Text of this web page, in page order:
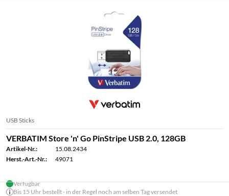
USB Sticks
VERBATIM Store 'n' Go PinStripe USB 2.0, 128GB
Artikel-Nr.:
15.08.2434
Herst.-Art.-Nr.:
49071
Verfügbar
Bis 15 Uhr bestellt - in der Regel noch am selben Tag versendet